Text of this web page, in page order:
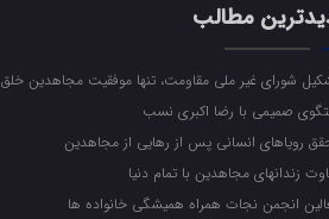
مطالب
شورای غیر ملی مقاومت، تنها موفقیت مجاهدین خلق
صمیمی با رضا اکبری نسب
رویاهای انسانی پس از رهایی از مجاهدین
زندانهای مجاهدین با تمام دنیا
انجمن نجات همراه همیشگی خانواده ها